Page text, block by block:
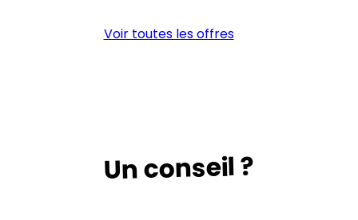
Voir toutes les offres
Un conseil ?